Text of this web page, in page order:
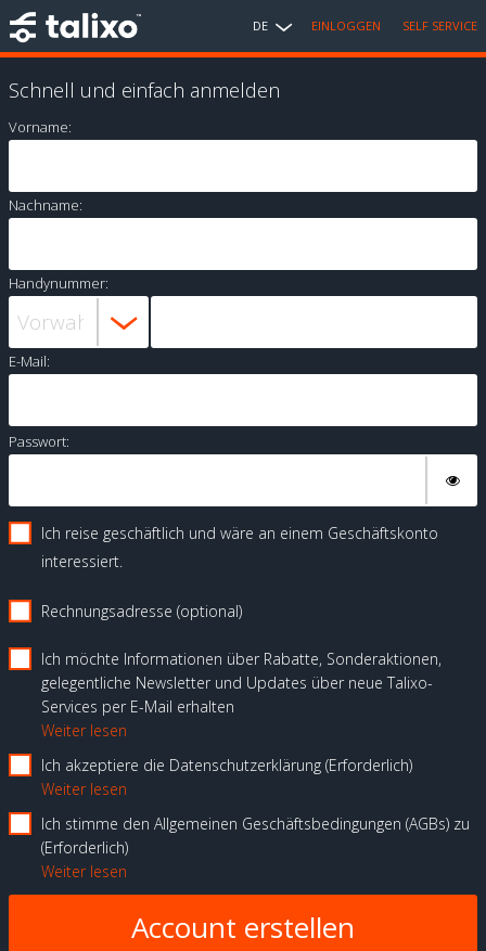
DE EINLOGGEN SELF SERVICE
Schnell und einfach anmelden
Vorname:
Nachname:
Handynummer:
E-Mail:
Passwort:
Ich reise geschäftlich und wäre an einem Geschäftskonto
interessiert.
Rechnungsadresse (optional)
Ich möchte Informationen über Rabatte, Sonderaktionen,
gelegentliche Newsletter und Updates über neue Talixo-
Services per E-Mail erhalten
Weiter lesen
Ich akzeptiere die Datenschutzerklärung Erforderlich
Weiter lesen
Ich stimme den Allgemeinen Geschäftsbedingungen (AGBs) zu
Erforderlich
Weiter lesen